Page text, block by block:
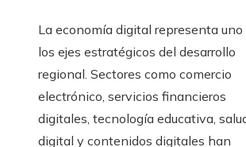
La economía digital representa uno
los ejes estratégicos del desarrollo
regional. Sectores como comercio
electrónico, servicios financieros
digitales, tecnología educativa,
digital y contenidos digitales han